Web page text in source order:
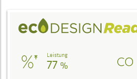
Leistung
77 %